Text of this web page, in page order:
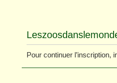
Pour continuer l’inscription,